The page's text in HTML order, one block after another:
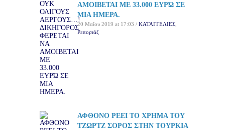
ΑΜΟΙΒΕΤΑΙ ΜΕ 33.000 ΕΥΡΏ ΣΕ
ΜΙΑ ΗΜΕΡΑ.
20 Μαΐου 2019 at 17:03 / ΚΑΤΑΓΓΕΛΙΕΣ
Ρεπορτάζ
ΑΦΘΟΝΟ ΡΕΕΙ ΤΟ ΧΡΗΜΑ ΤΟΥ
ΤΖΩΡΤΖ ΣΟΡΟΣ ΣΤΗΝ ΤΟΥΡΚΙΑ